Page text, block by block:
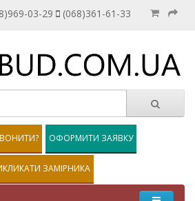
03-29 (068)361-61-33
ОФОРМИТИ ЗАЯВКУ
ЗАМІРНИКА